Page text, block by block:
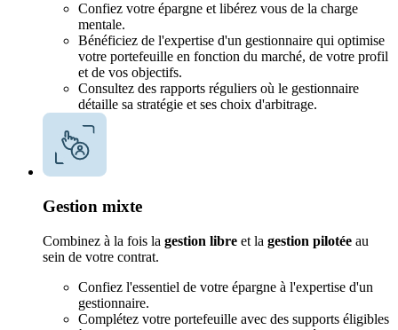
Confiez votre épargne et libérez vous de la charge
mentale.
Bénéficiez de l'expertise d'un gestionnaire qui optimise
votre portefeuille en fonction du marché, de votre profil
et de vos objectifs.
Consultez des rapports réguliers où le gestionnaire
détaille sa stratégie et ses choix d'arbitrage.
Gestion mixte
Combinez à la fois la gestion libre et la gestion pilotée au
sein de votre contrat.
Confiez l'essentiel de votre épargne à l'expertise d'un
gestionnaire.
Complétez votre portefeuille avec des supports éligibles